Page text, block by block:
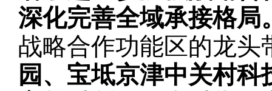
深化完善全域承接格局
战略合作功能区的龙头
园、宝坻京津中关村